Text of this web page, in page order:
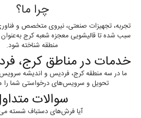
چرا ما؟
تجربه، تجهیزات صنعتی، نیروی متخصص و
سبب شده تا قالیشویی معجزه شعبه کرج به‌عنوان
منطقه شناخته شود.
خدمات در مناطق کرج،
ما در سه منطقه کرج، فردیس و اندیشه
تحویل و سرویس‌های درخواستی شما را
سوالات
آیا فرش‌های دستباف شسته